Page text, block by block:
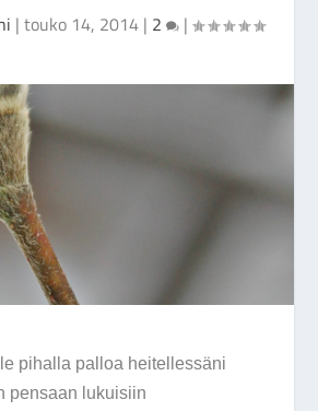
| touko 14, 2014| 2 |
pihalla palloa heitellessäni
pensaan lukuisiin